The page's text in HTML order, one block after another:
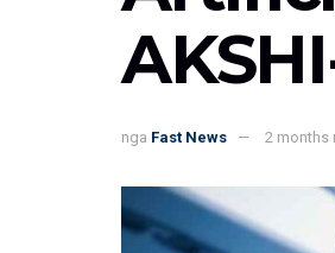
nga Fast News 2 months